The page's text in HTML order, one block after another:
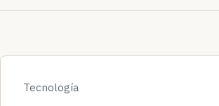
Tecnología